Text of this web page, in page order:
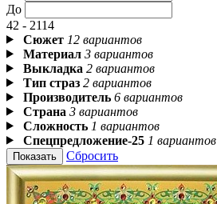
До
42 - 2114
Сюжет 12 вариантов
Материал 3 вариантов
Выкладка 2 вариантов
Тип страз 2 вариантов
Производитель 6 вариантов
Страна 3 вариантов
Сложность 1 вариантов
Спецпредложение-25 1 вариантов
Показать Сбросить